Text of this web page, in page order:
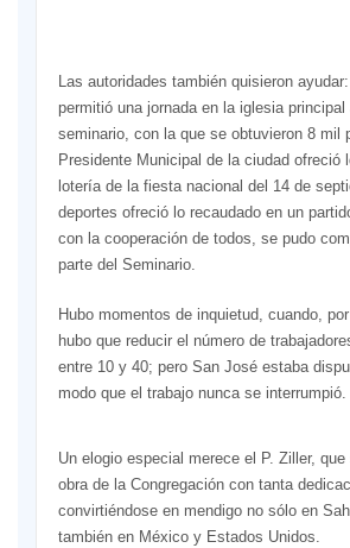
Las autoridades también quisieron
permitió una jornada en la iglesia
seminario, con la que se obtuvieron 8 mil
Presidente Municipal de la ciudad ofreció
lotería de la fiesta nacional del 14 de
deportes ofreció lo recaudado en un
con la cooperación de todos, se pudo
parte del Seminario.
Hubo momentos de inquietud, cuando,
hubo que reducir el número de
entre 10 y 40; pero San José estaba
modo que el trabajo nunca se interrumpió.
Un elogio especial merece el P. Ziller,
obra de la Congregación con tanta
convirtiéndose en mendigo no sólo en
también en México y Estados Unidos.